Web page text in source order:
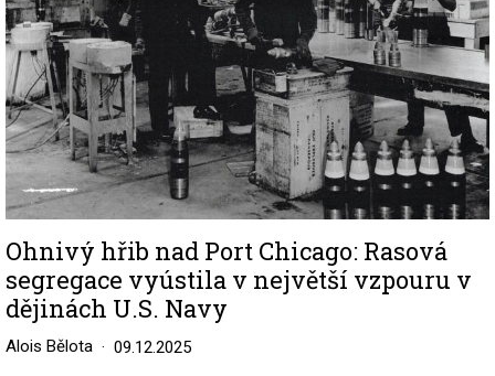
Ohnivý hřib nad Port Chicago: Rasová
segregace vyústila v největší vzpouru v
dějinách U.S. Navy
Alois Bělota 09.12.2025